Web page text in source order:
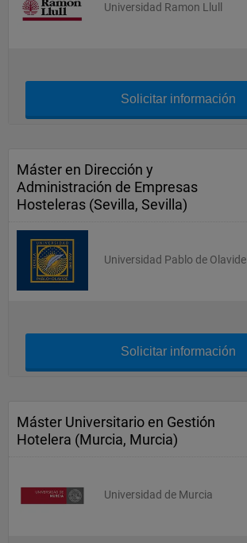
Universidad Ramon Llull
Solicitar información
Máster en Dirección y
Administración de Empresas
Hosteleras (Sevilla, Sevilla)
Universidad Pablo de Olavide
Solicitar información
Máster Universitario en Gestión
Hotelera (Murcia, Murcia)
Universidad de Murcia